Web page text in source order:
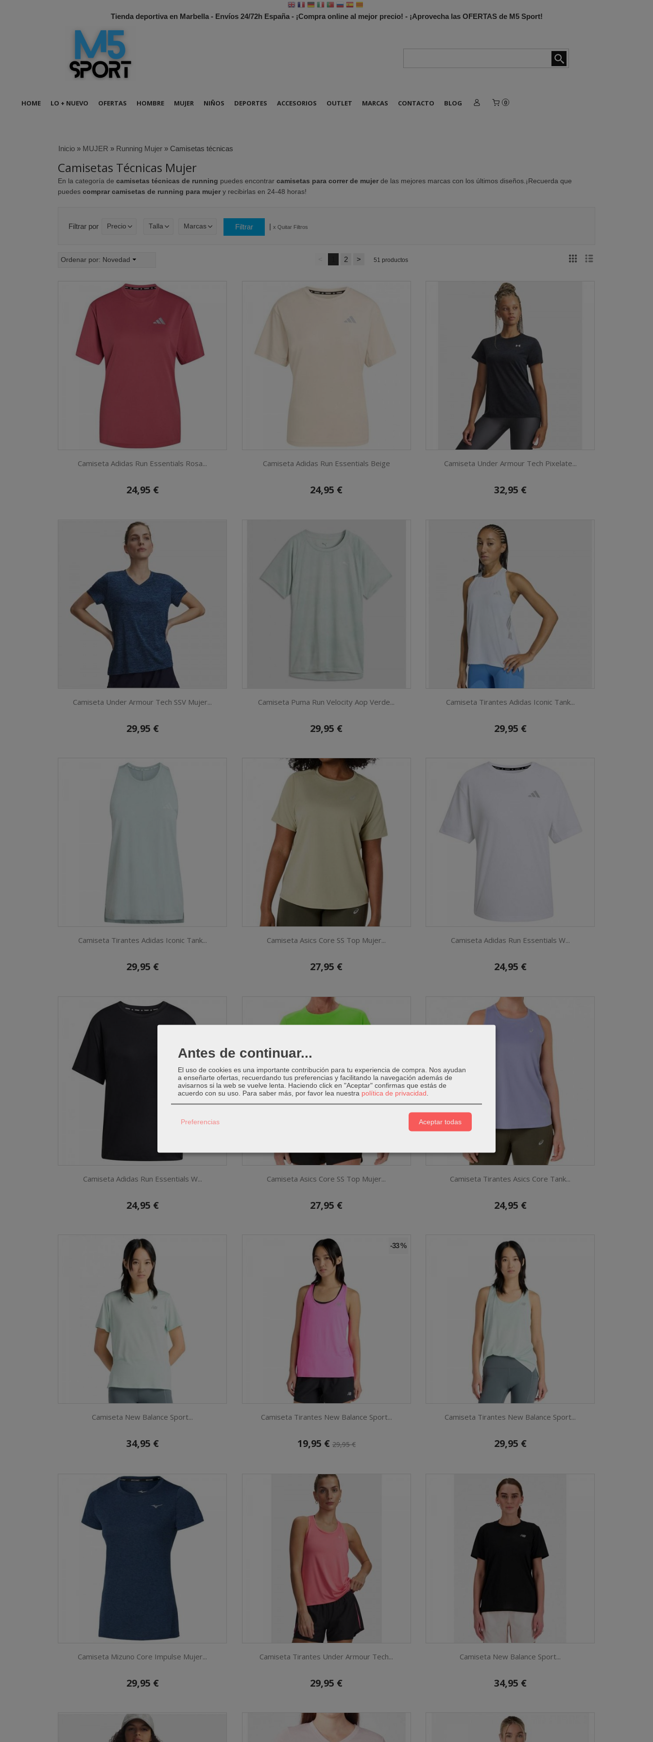
Tienda deportiva en Marbella - Envíos 24/72h España - ¡Compra online al mejor precio! - ¡Aprovecha las OFERTAS de M5 Sport!
HOME LO + NUEVO OFERTAS HOMBRE MUJER NIÑOS DEPORTES ACCESORIOS OUTLET MARCAS CONTACTO BLOG 0
Inicio» MUJER » Running Mujer» Camisetas técnicas
Camisetas Técnicas Mujer
En la categoría de camisetas técnicas de running puedes encontrar camisetas para correr de mujer de las mejores marcas con los últimos diseños.¡Recuerda que
puedes comprar camisetas de running para mujery recibirlas en 24-48 horas!
Filtrar por Precio Talla Marcas | x Quitar Filtros
Ordenar por: Novedad 2 > 51 productos
Camiseta Adidas Run Essentials Rosa...
24,95 €
Camiseta Adidas Run Essentials Beige
24,95 €
Camiseta Under Armour Tech Pixelate...
32,95 €
Camiseta Under Armour Tech SSV Mujer...
29,95 €
Camiseta Puma Run Velocity Aop Verde...
29,95 €
Camiseta Tirantes Adidas Iconic Tank...
29,95 €
Camiseta Tirantes Adidas Iconic Tank...
29,95 €
Camiseta Asics Core SS Top Mujer...
27,95 €
Camiseta Adidas Run Essentials W...
24,95 €
Camiseta Adidas Run Essentials W...
24,95 €
Camiseta Asics Core SS Top Mujer...
27,95 €
Camiseta Tirantes Asics Core Tank...
24,95 €
Camiseta New Balance Sport...
34,95 €
-33 %
Camiseta Tirantes New Balance Sport...
19,95 € 29,95 €
Camiseta Tirantes New Balance Sport...
29,95 €
Camiseta Mizuno Core Impulse Mujer...
29,95 €
Camiseta Tirantes Under Armour Tech...
29,95 €
Camiseta New Balance Sport...
34,95 €
Antes de continuar...
El uso de cookies es una importante contribución para tu experiencia de compra. Nos ayudan
a enseñarte ofertas, recuerdando tus preferencias y facilitando la navegación además de
avisarnos si la web se vuelve lenta. Haciendo click en "Aceptar" confirmas que estás de
acuerdo con su uso. Para saber más, por favor lea nuestra política de privacidad
Preferencias Aceptar todas